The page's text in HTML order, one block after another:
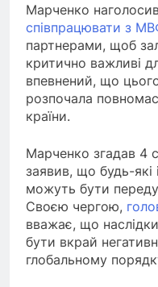
Марченко
співпрацювати з
партнерами, щоб
критично важливі
впевнений, що
розпочала
країни.
Марченко згадав 4
заявив, що будь-які
можуть бути
Своєю чергою,
вважає, що
бути вкрай
глобальному